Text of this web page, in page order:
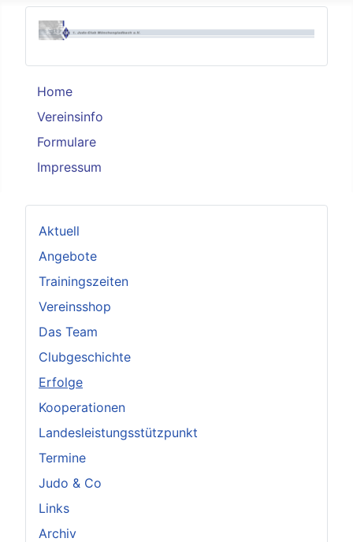
Home
Vereinsinfo
Formulare
Impressum
Aktuell
Angebote
Trainingszeiten
Vereinsshop
Das Team
Clubgeschichte
Erfolge
Kooperationen
Landesleistungsstützpunkt
Termine
Judo & Co
Links
Archiv